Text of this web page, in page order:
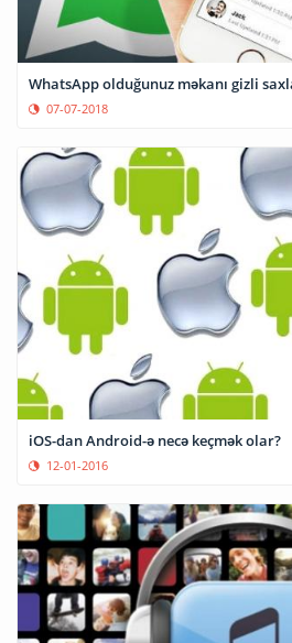
WhatsApp olduğunuz məkanı gizli
07-07-2018
iOS-dan Android-ə necə keçmək olar?
12-01-2016